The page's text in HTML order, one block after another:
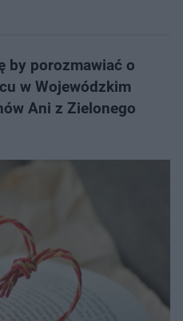
by porozmawiać o
w Wojewódzkim
Ani z Zielonego